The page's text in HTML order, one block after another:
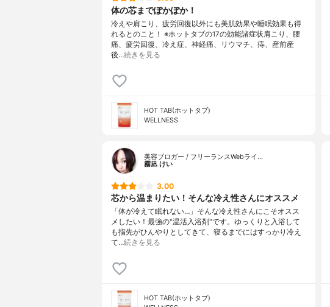
体の芯までぽかぽか！
冷えや肩こり、疲労回復以外にも美肌効果や睡眠効果も得
れるとのこと！ ※ホットタブの17の効能諸症状肩こり、腰
痛、疲労回復、冷え症、神経痛、リウマチ、痔、産前産
後…続きを見る
HOT TAB(ホットタブ)
WELLNESS
美容ブロガー / フリーランスWebライ…
霧凪 けい
3.00
芯から温まりたい！そんな冷え性さんにオススメ
「体が冷えて眠れない…」そんな冷え性さんにこそオスス
メしたい！最強の"温活入浴剤"です。ゆっくりと入浴して
も指先がひんやりとしてきて、寝るまでにはすっかり冷え
て…続きを見る
HOT TAB(ホットタブ)